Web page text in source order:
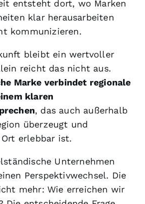
entsteht dort, wo Marken
klar herausarbeiten
kommunizieren.
bleibt ein wertvoller
reicht das nicht aus.
Marke verbindet regionale
klaren
, das auch außerhalb
überzeugt und
erlebbar ist.
Unternehmen
Perspektivwechsel. Die
mehr: Wie erreichen wir